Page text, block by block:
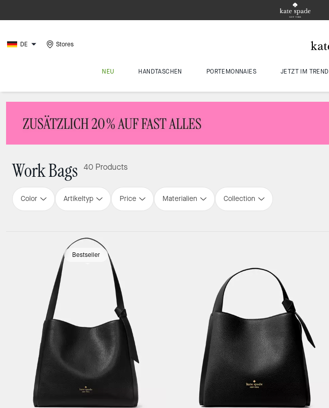
DE Stores
NEU HANDTASCHEN PORTEMONNAIES JETZT IM TREND
Work Bags 40 Products
Color Artikeltyp Price Materialien Collection
Loaded 16 more products, showing 32 items.
Bestseller